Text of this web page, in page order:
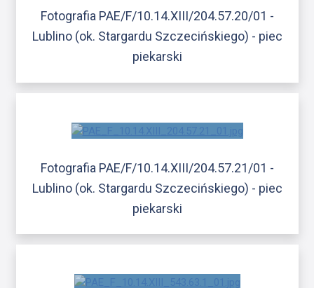
Fotografia PAE/F/10.14.XIII/204.57.20/01 -
Lublino (ok. Stargardu Szczecińskiego) - piec
piekarski
Fotografia PAE/F/10.14.XIII/204.57.21/01 -
Lublino (ok. Stargardu Szczecińskiego) - piec
piekarski